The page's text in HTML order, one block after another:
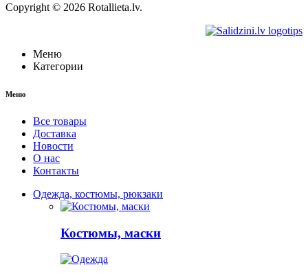
Copyright © 2026 Rotallieta.lv.
Меню
Категории
Меню
Все товары
Доставка
Новости
О нас
Контакты
Одежда, костюмы, рюкзаки
Костюмы, маски